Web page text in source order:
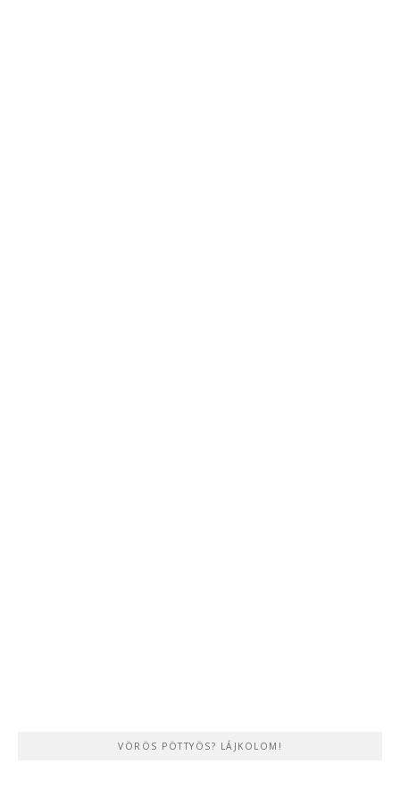
VÖRÖS PÖTTYÖS? LÁJKOLOM!